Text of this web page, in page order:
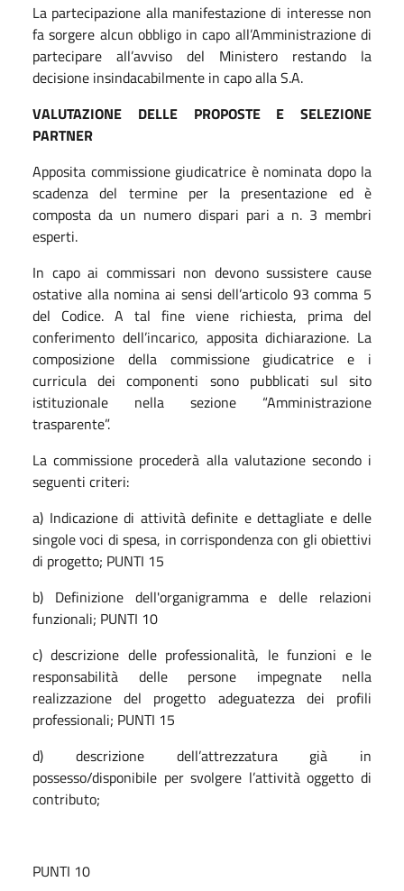
La partecipazione alla manifestazione di interesse non
fa sorgere alcun obbligo in capo all’Amministrazione di
partecipare all’avviso del Ministero restando la
decisione insindacabilmente in capo alla S.A.
VALUTAZIONE DELLE PROPOSTE E SELEZIONE
PARTNER
Apposita commissione giudicatrice è nominata dopo la
scadenza del termine per la presentazione ed è
composta da un numero dispari pari a n. 3 membri
esperti.
In capo ai commissari non devono sussistere cause
ostative alla nomina ai sensi dell’articolo 93 comma 5
del Codice. A tal fine viene richiesta, prima del
conferimento dell’incarico, apposita dichiarazione. La
composizione della commissione giudicatrice e i
curricula dei componenti sono pubblicati sul sito
istituzionale nella sezione “Amministrazione
trasparente”.
La commissione procederà alla valutazione secondo i
seguenti criteri:
a) Indicazione di attività definite e dettagliate e delle
singole voci di spesa, in corrispondenza con gli obiettivi
di progetto; PUNTI 15
b) Definizione dell'organigramma e delle relazioni
funzionali; PUNTI 10
c) descrizione delle professionalità, le funzioni e le
responsabilità delle persone impegnate nella
realizzazione del progetto adeguatezza dei profili
professionali; PUNTI 15
d) descrizione dell’attrezzatura già in
possesso/disponibile per svolgere l’attività oggetto di
contributo;
PUNTI 10